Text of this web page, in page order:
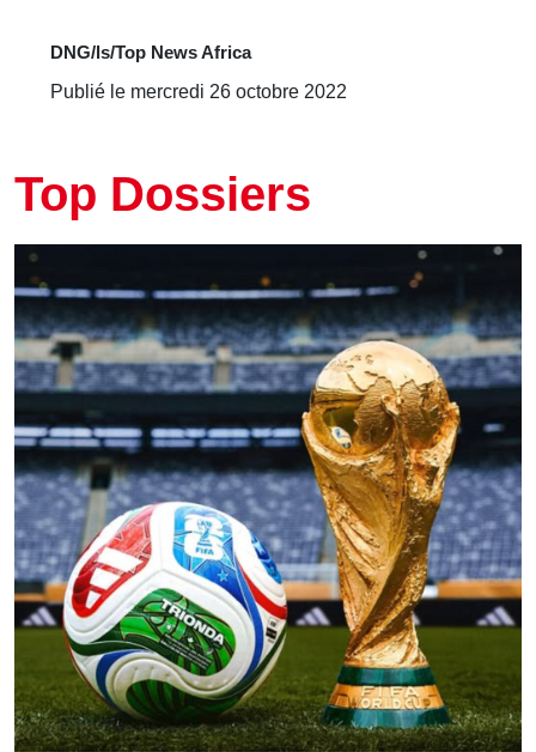
DNG/ls/Top News Africa
Publié le mercredi 26 octobre 2022
Top Dossiers